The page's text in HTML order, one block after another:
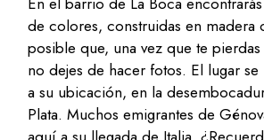
de colores, construidas en madera
posible que, una vez que te pierdas
no dejes de hacer fotos. El lugar
a su ubicación, en la
Plata. Muchos emigrantes de